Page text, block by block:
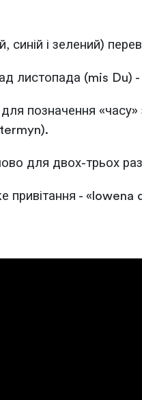
синій і зелений)
листопада (mis Du)
для позначення
для двох-трьох
привітання -